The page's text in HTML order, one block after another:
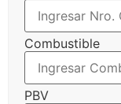
Combustible
PBV